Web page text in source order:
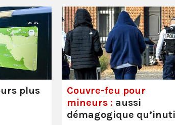
plus
Couvre-feu pour
mineurs : aussi
démagogique